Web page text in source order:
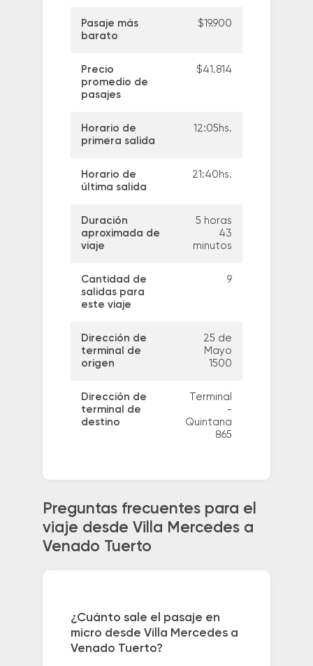
Pasaje más
barato
$19.900
Precio
promedio de
pasajes
$41.814
Horario de
primera salida
12:05hs.
Horario de
última salida
21:40hs.
Duración
aproximada de
viaje
5 horas
43
minutos
Cantidad de
salidas para
este viaje
9
Dirección de
terminal de
origen
25 de
Mayo
1500
Dirección de
terminal de
destino
Terminal
-
Quintana
865
Preguntas frecuentes para el
viaje desde Villa Mercedes a
Venado Tuerto
¿Cuánto sale el pasaje en
micro desde Villa Mercedes a
Venado Tuerto?